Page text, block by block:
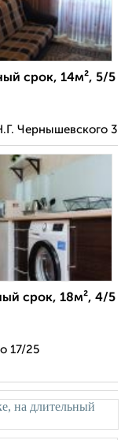
срок, 14м², 5/5
Чернышевского 3
срок, 18м², 4/5
17/25